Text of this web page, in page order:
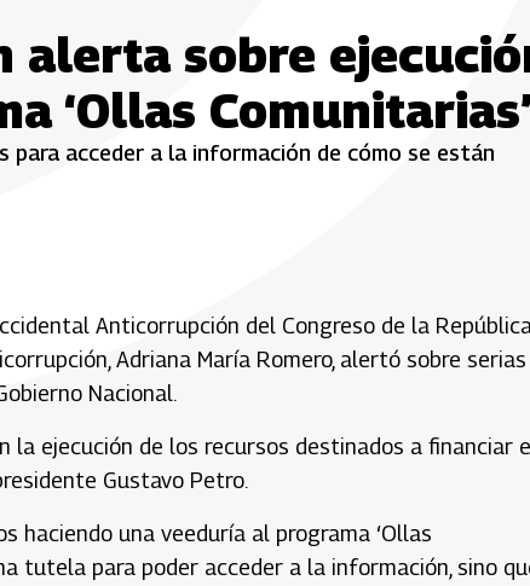
sobre
‘Ollas
acceder a la información de cómo se están
Anticorrupción del Congreso de la
Adriana María Romero, alertó sobre serias
Nacional.
ejecución de los recursos destinados a financiar
Gustavo Petro.
haciendo una veeduría al programa ‘Ollas
tutela para poder acceder a la información, sino